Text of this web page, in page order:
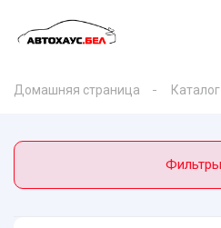
Домашняя страница Каталог